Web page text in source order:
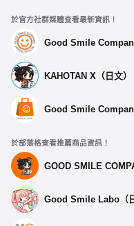
於官方社群媒體查看最新資訊！
Good Smile
KAHOTAN X（日文）
Good Smile
於部落格查看推薦商品資訊！
GOOD SMILE
Good Smile Labo（日